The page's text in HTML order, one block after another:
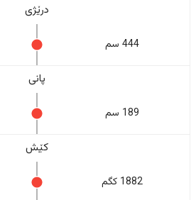
درێژی
444 سم
پانی
189 سم
کێش
1882 کگم